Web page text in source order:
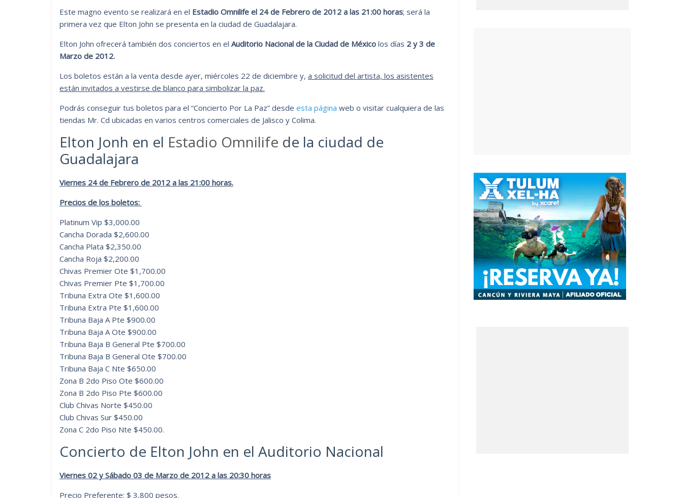
Este magno evento se realizará en el Estadio Omnilife el 24 de Febrero de 2012 a las 21:00 horas; será la
primera vez que Elton John se presenta en la ciudad de Guadalajara.
Elton John ofrecerá también dos conciertos en el Auditorio Nacional de la Ciudad de México los días 2 y 3 de
Marzo de 2012.
Los boletos están a la venta desde ayer, miércoles 22 de diciembre y, a solicitud del artista, los asistentes
están invitados a vestirse de blanco para simbolizar la paz.
Podrás conseguir tus boletos para el “Concierto Por La Paz” desde esta página web o visitar cualquiera de las
tiendas Mr. Cd ubicadas en varios centros comerciales de Jalisco y Colima.
Elton Jonh en el Estadio Omnilife de la ciudad de
Guadalajara
Viernes 24 de Febrero de 2012 a las 21:00 horas.
Precios de los boletos:
Platinum Vip $3,000.00
Cancha Dorada $2,600.00
Cancha Plata $2,350.00
Cancha Roja $2,200.00
Chivas Premier Ote $1,700.00
Chivas Premier Pte $1,700.00
Tribuna Extra Ote $1,600.00
Tribuna Extra Pte $1,600.00
Tribuna Baja A Pte $900.00
Tribuna Baja A Ote $900.00
Tribuna Baja B General Pte $700.00
Tribuna Baja B General Ote $700.00
Tribuna Baja C Nte $650.00
Zona B 2do Piso Ote $600.00
Zona B 2do Piso Pte $600.00
Club Chivas Norte $450.00
Club Chivas Sur $450.00
Zona C 2do Piso Nte $450.00.
Concierto de Elton John en el Auditorio Nacional
Viernes 02 y Sábado 03 de Marzo de 2012 a las 20:30 horas
Precio Preferente: $ 3,800 pesos.